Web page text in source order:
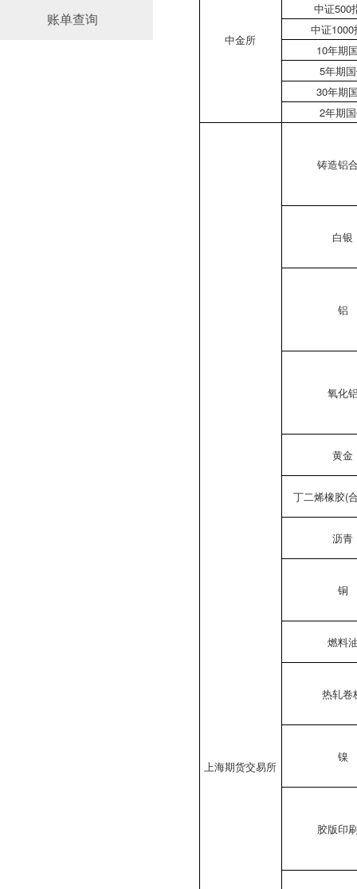
账单查询
中金所
中证500
中证
10年期
5年期
30年期
2年期
上海期货交易所
铸造铝
白银
铝
氧化
黄金
丁二烯橡胶(
沥青
铜
燃料
热轧卷
镍
胶版印